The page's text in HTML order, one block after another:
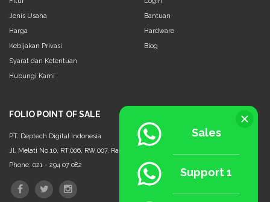
Jenis Usaha
Harga
Kebijakan Privasi
Syarat dan Ketentuan
Hubungi Kami
Bantuan
Hardware
Blog
FOLIO POINT OF SALE
PT. Deptech Digital Indonesia
Jl. Melati No.10, RT.006, RW.007, Ragunan, Ps. Minggu, Jakarta Selatan - 12550
Phone: 021 - 294 07 082
Sales
Support 1